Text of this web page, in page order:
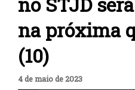
na próxima
(10)
4 de maio de 2023